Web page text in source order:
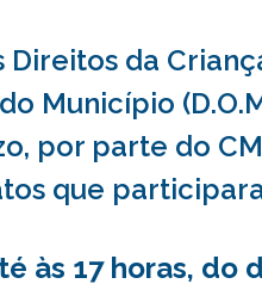
da
Município
por parte do
que
às 17 horas, do